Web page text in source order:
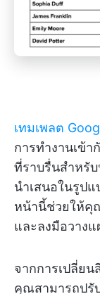
เทมเพลต
การทำงานเข้า
ที่ราบรื่นสำหรั
นำเสนอในรูปแ
หน้านี้ช่วยให้คุ
และลงมือวาง
จากการเปลี่ย
คุณสามารถปรั